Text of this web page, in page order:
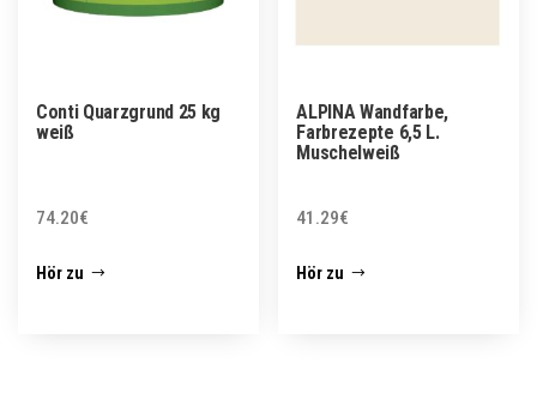
Conti Quarzgrund 25 kg
weiß
74.20€
Hör zu
ALPINA Wandfarbe,
Farbrezepte 6,5 L.
Muschelweiß
41.29€
Hör zu